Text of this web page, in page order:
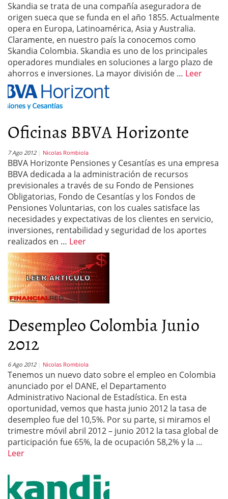
Skandia se trata de una compañía aseguradora de
origen sueca que se funda en el año 1855. Actualmente
opera en Europa, Latinoamérica, Asia y Australia.
Claramente, en nuestro país la conocemos como
Skandia Colombia. Skandia es uno de los principales
operadores mundiales en soluciones a largo plazo de
ahorros e inversiones. La mayor división de … Leer
Oficinas BBVA Horizonte
7 Ago 2012 Nicolas Rombiola
BBVA Horizonte Pensiones y Cesantías es una empresa
BBVA dedicada a la administración de recursos
previsionales a través de su Fondo de Pensiones
Obligatorias, Fondo de Cesantías y los Fondos de
Pensiones Voluntarias, con los cuales satisface las
necesidades y expectativas de los clientes en servicio,
inversiones, rentabilidad y seguridad de los aportes
realizados en … Leer
Desempleo Colombia Junio
2012
6 Ago 2012 Nicolas Rombiola
Tenemos un nuevo dato sobre el empleo en Colombia
anunciado por el DANE, el Departamento
Administrativo Nacional de Estadística. En esta
oportunidad, vemos que hasta junio 2012 la tasa de
desempleo fue del 10,5%. Por su parte, si miramos el
trimestre móvil abril 2012 – junio 2012 la tasa global de
participación fue 65%, la de ocupación 58,2% y la …
Leer